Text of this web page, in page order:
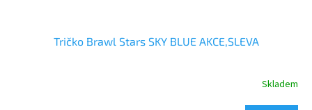
Tričko Brawl Stars SKY BLUE AKCE,SLEVA
Skladem